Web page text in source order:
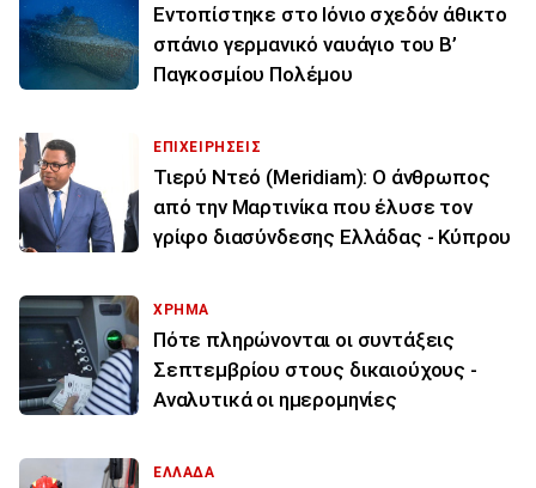
Εντοπίστηκε στο Ιόνιο σχεδόν άθικτο
σπάνιο γερμανικό ναυάγιο του Β’
Παγκοσμίου Πολέμου
ΕΠΙΧΕΙΡΗΣΕΙΣ
Τιερύ Ντεό (Meridiam): Ο άνθρωπος
από την Μαρτινίκα που έλυσε τον
γρίφο διασύνδεσης Ελλάδας - Κύπρου
ΧΡΗΜΑ
Πότε πληρώνονται οι συντάξεις
Σεπτεμβρίου στους δικαιούχους -
Αναλυτικά οι ημερομηνίες
ΕΛΛΑΔΑ